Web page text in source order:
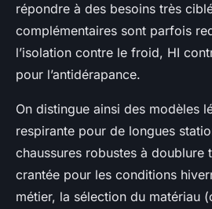
répondre à des besoins très
complémentaires sont parfois
l’isolation contre le froid, HI
pour l’antidérapance.
On distingue ainsi des modèles
respirante pour de longues
chaussures robustes à doublure
crantée pour les conditions
métier, la sélection du matériau